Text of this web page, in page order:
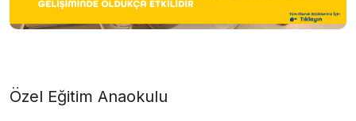
Özel Eğitim Anaokulu